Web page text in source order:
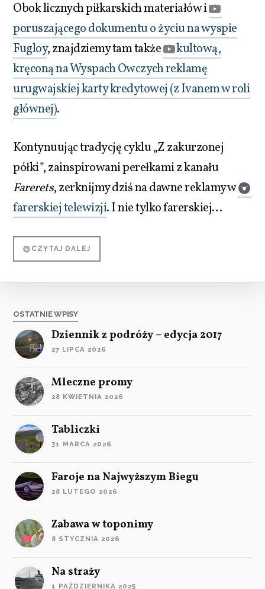
Obok licznych piłkarskich materiałów i
poruszającego dokumentu o życiu na wyspie
Fugloy, znajdziemy tam także
kultową,
kręconą na Wyspach Owczych reklamę
urugwajskiej karty kredytowej (z Ivanem w roli
głównej).
Kontynuując tradycję cyklu „Z zakurzonej
półki”, zainspirowani perełkami z kanału
Farerets, zerknijmy dziś na dawne reklamy w
farerskiej telewizji. I nie tylko farerskiej…
CZYTAJ DALEJ
OSTATNIE WPISY
Dziennik z podróży – edycja 2017
27 LIPCA 2026
Mleczne promy
28 KWIETNIA 2026
Tabliczki
31 MARCA 2026
Faroje na Najwyższym Biegu
28 LUTEGO 2026
Zabawa w toponimy
8 STYCZNIA 2026
Na straży
1 PAŹDZIERNIKA 2025